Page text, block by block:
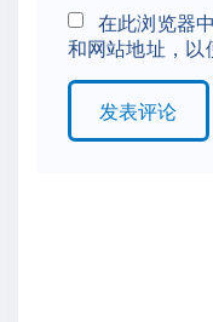
*
a
i
l
在此浏览器
和网站地址，以